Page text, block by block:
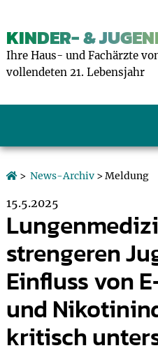
KINDER- &
Ihre Haus- und Fachärzte
vollendeten 21. Lebensjahr
> News-Archiv> Meldung
15.5.2025
strengeren
Einfluss von
und
kritisch